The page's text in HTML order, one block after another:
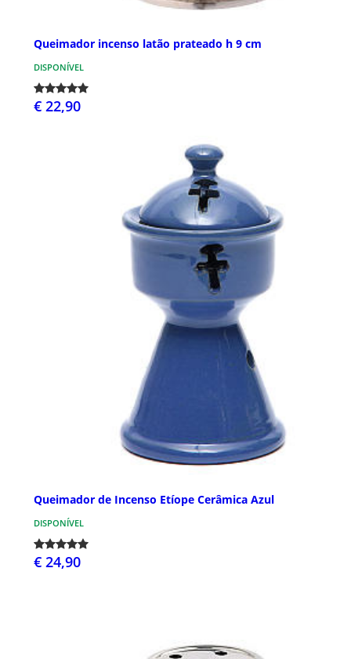
Queimador incenso latão prateado h 9 cm
DISPONÍVEL
€ 22,90
Queimador de Incenso Etíope Cerâmica Azul
DISPONÍVEL
€ 24,90